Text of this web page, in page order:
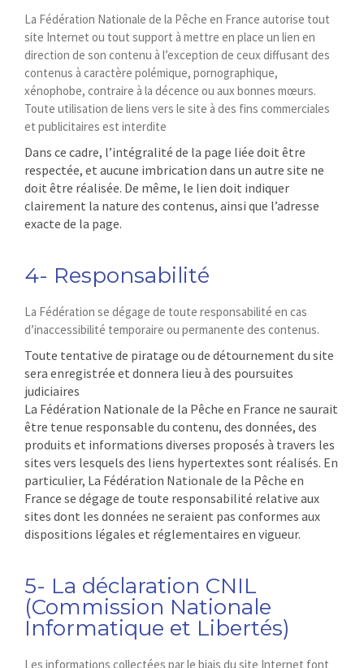
La Fédération Nationale de la Pêche en France autorise tout
site Internet ou tout support à mettre en place un lien en
direction de son contenu à l’exception de ceux diffusant des
contenus à caractère polémique, pornographique,
xénophobe, contraire à la décence ou aux bonnes mœurs.
Toute utilisation de liens vers le site à des fins commerciales
et publicitaires est interdite
Dans ce cadre, l’intégralité de la page liée doit être
respectée, et aucune imbrication dans un autre site ne
doit être réalisée. De même, le lien doit indiquer
clairement la nature des contenus, ainsi que l’adresse
exacte de la page.
4- Responsabilité
La Fédération se dégage de toute responsabilité en cas
d’inaccessibilité temporaire ou permanente des contenus.
Toute tentative de piratage ou de détournement du site
sera enregistrée et donnera lieu à des poursuites
judiciaires
La Fédération Nationale de la Pêche en France ne saurait
être tenue responsable du contenu, des données, des
produits et informations diverses proposés à travers les
sites vers lesquels des liens hypertextes sont réalisés. En
particulier, La Fédération Nationale de la Pêche en
France se dégage de toute responsabilité relative aux
sites dont les données ne seraient pas conformes aux
dispositions légales et réglementaires en vigueur.
5- La déclaration CNIL
(Commission Nationale
Informatique et Libertés)
Les informations collectées par le biais du site Internet font